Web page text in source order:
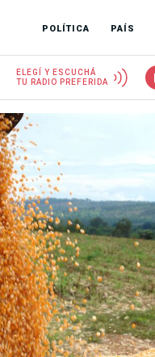
POLÍTICA PAÍS
ELEGÍ Y ESCUCHÁ
TU RADIO PREFERIDA